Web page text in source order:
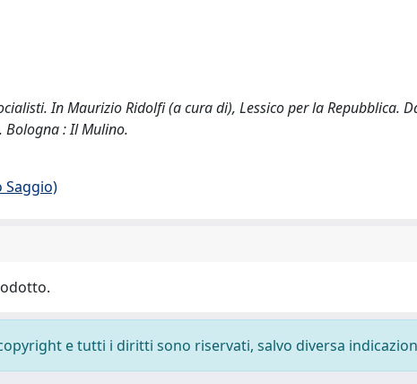
In Maurizio Ridolfi (a cura di), Lessico per la Repubblica.
Bologna : Il Mulino.
Saggio)
e tutti i diritti sono riservati, salvo diversa